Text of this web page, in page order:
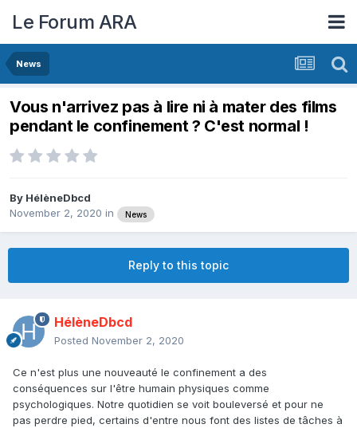
Le Forum ARA
News
Vous n'arrivez pas à lire ni à mater des films
pendant le confinement ? C'est normal !
By HélèneDbcd
November 2, 2020 in News
Reply to this topic
HélèneDbcd
Posted November 2, 2020
Ce n'est plus une nouveauté le confinement a des
conséquences sur l'être humain physiques comme
psychologiques. Notre quotidien se voit bouleversé et pour ne
pas perdre pied, certains d'entre nous font des listes de tâches à